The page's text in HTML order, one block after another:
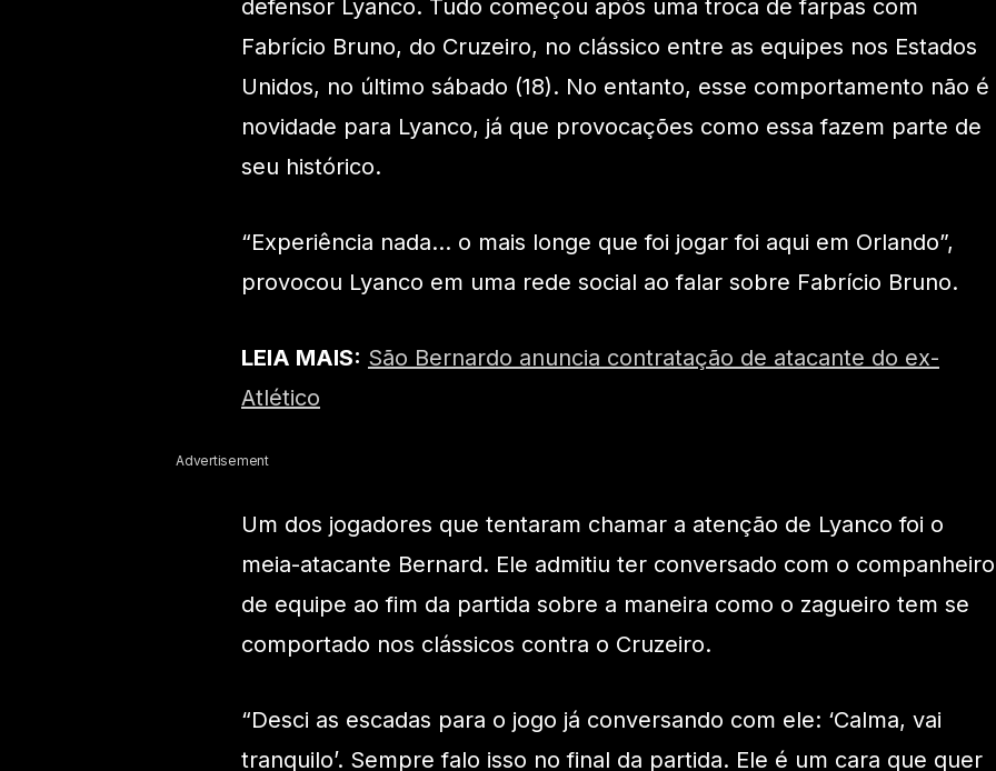
defensor Lyanco. Tudo começou após uma troca de farpas com
Fabrício Bruno, do Cruzeiro, no clássico entre as equipes nos Estados
Unidos, no último sábado (18). No entanto, esse comportamento não é
novidade para Lyanco, já que provocações como essa fazem parte de
seu histórico.
“Experiência nada… o mais longe que foi jogar foi aqui em Orlando”,
provocou Lyanco em uma rede social ao falar sobre Fabrício Bruno.
LEIA MAIS: São Bernardo anuncia contratação de atacante do ex-
Atlético
Advertisement
Um dos jogadores que tentaram chamar a atenção de Lyanco foi o
meia-atacante Bernard. Ele admitiu ter conversado com o companheiro
de equipe ao fim da partida sobre a maneira como o zagueiro tem se
comportado nos clássicos contra o Cruzeiro.
“Desci as escadas para o jogo já conversando com ele: ‘Calma, vai
tranquilo’. Sempre falo isso no final da partida. Ele é um cara que quer